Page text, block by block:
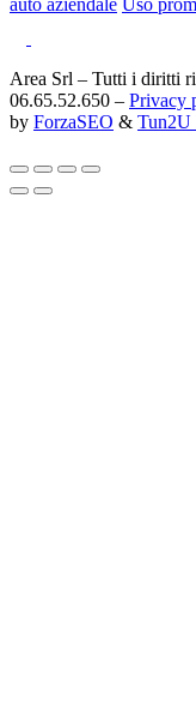
auto aziendale Uso
Area Srl – Tutti i diritti
06.65.52.650 – Privacy
by ForzaSEO & Tun2U